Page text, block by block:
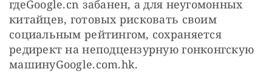
гдеGoogle.cn забанен, а для неугомонных
китайцев, готовых рисковать своим
социальным рейтингом, сохраняется
редирект на неподцензурную гонконгскую
машинуGoogle.com.hk.